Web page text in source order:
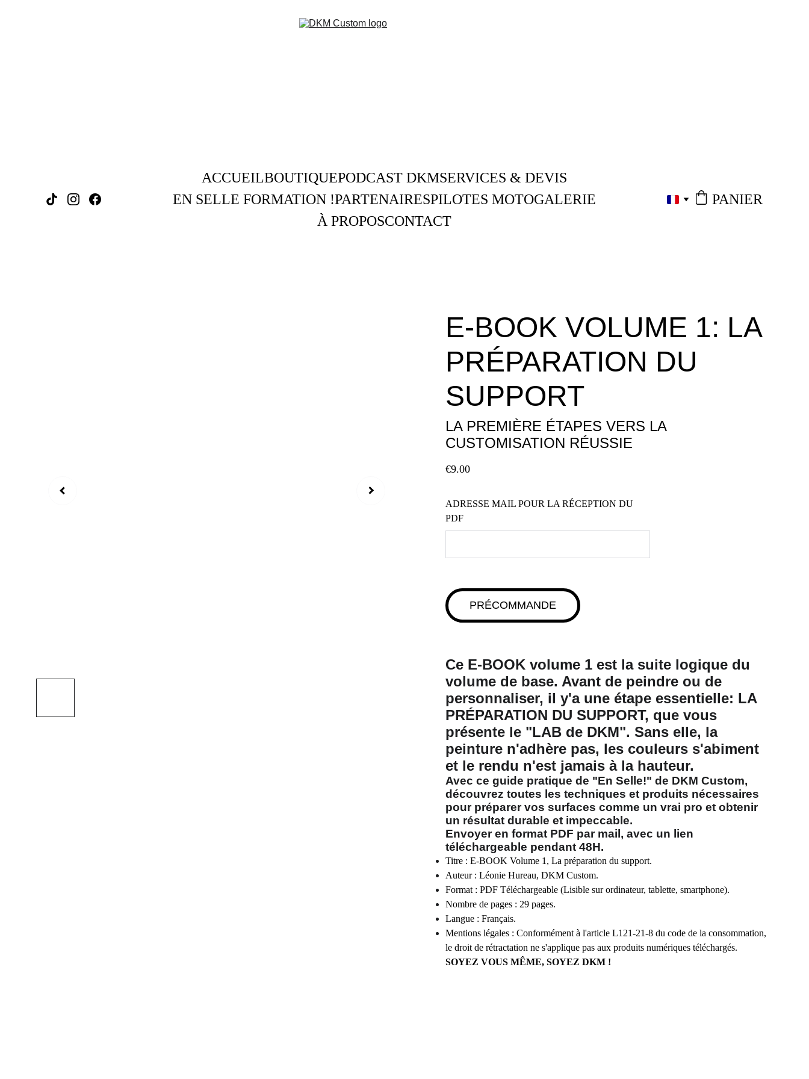
ACCUEILBOUTIQUEPODCAST DKMSERVICES & DEVIS
EN SELLE FORMATION !PARTENAIRESPILOTES MOTOGALERIE
À PROPOSCONTACT
PANIER
E-BOOK VOLUME 1: LA
PRÉPARATION DU
SUPPORT
LA PREMIÈRE ÉTAPES VERS LA
CUSTOMISATION RÉUSSIE
€9.00
ADRESSE MAIL POUR LA RÉCEPTION DU
PDF
PRÉCOMMANDE
Ce E-BOOK volume 1 est la suite logique du
volume de base. Avant de peindre ou de
personnaliser, il y'a une étape essentielle: LA
PRÉPARATION DU SUPPORT, que vous
présente le "LAB de DKM". Sans elle, la
peinture n'adhère pas, les couleurs s'abiment
et le rendu n'est jamais à la hauteur.
Avec ce guide pratique de "En Selle!" de DKM Custom,
découvrez toutes les techniques et produits nécessaires
pour préparer vos surfaces comme un vrai pro et obtenir
un résultat durable et impeccable.
Envoyer en format PDF par mail, avec un lien
téléchargeable pendant 48H.
Titre : E-BOOK Volume 1, La préparation du support.
Auteur : Léonie Hureau, DKM Custom.
Format : PDF Téléchargeable (Lisible sur ordinateur, tablette, smartphone).
Nombre de pages : 29 pages.
Langue : Français.
Mentions légales : Conformément à l'article L121-21-8 du code de la consommation,
le droit de rétractation ne s'applique pas aux produits numériques téléchargés.
SOYEZ VOUS MÊME, SOYEZ DKM !